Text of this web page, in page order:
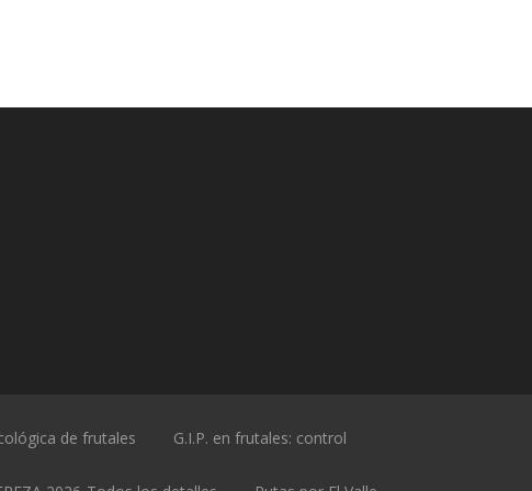
de frutales G.I.P. en frutales: control